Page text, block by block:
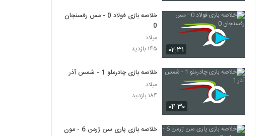
۰۲:۳۱
خلاصه بازی فولاد 0 - مس رفسنجان
0
میلاد
۱۴۵ بازدید
۰۴:۳۰
خلاصه بازی چادرملو 1 - شمس آذر 1
میلاد
۱۸۴ بازدید
خلاصه بازی پاری سن ژرمن 6 - مون